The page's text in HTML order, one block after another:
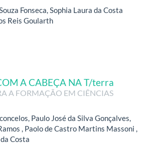
Fonseca, Sophia Laura da Costa
Reis Goularth
A CABEÇA NA T/terra
A FORMAÇÃO EM CIÊNCIAS
Paulo José da Silva Gonçalves,
, Paolo de Castro Martins Massoni ,
Costa